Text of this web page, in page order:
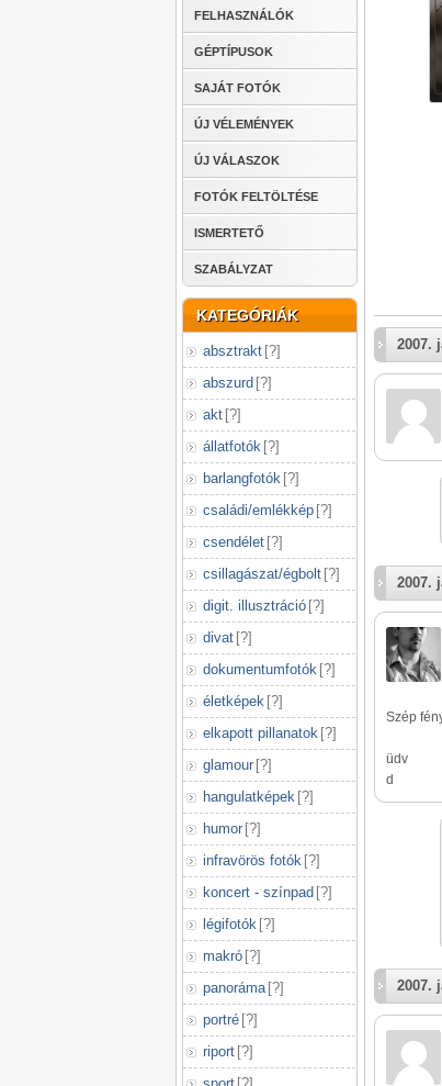
FELHASZNÁLÓK
GÉPTÍPUSOK
SAJÁT FOTÓK
ÚJ VÉLEMÉNYEK
ÚJ VÁLASZOK
FOTÓK FELTÖLTÉSE
ISMERTETŐ
SZABÁLYZAT
KATEGÓRIÁK
absztrakt [?]
abszurd [?]
akt [?]
állatfotók [?]
barlangfotók [?]
családi/emlékkép [?]
csendélet [?]
csillagászat/égbolt [?]
digit. illusztráció [?]
divat [?]
dokumentumfotók [?]
életképek [?]
elkapott pillanatok [?]
glamour [?]
hangulatképek [?]
humor [?]
infravörös fotók [?]
koncert - színpad [?]
légifotók [?]
makró [?]
panoráma [?]
portré [?]
riport [?]
2007.
2007.
Szép
üdv
d
2007.